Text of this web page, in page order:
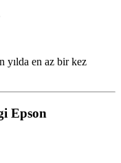
yılda en az bir kez
Epson